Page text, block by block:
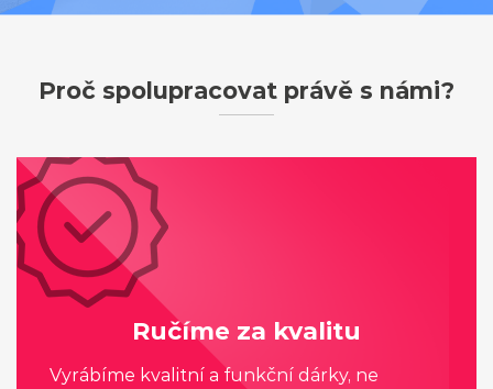
Proč spolupracovat právě s námi?
Ručíme za kvalitu
Vyrábíme kvalitní a funkční dárky, ne